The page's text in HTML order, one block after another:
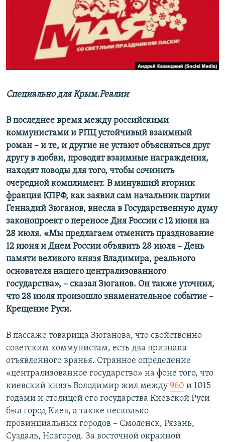
ПОБЕДИТЕЛЕЙ НЕ СУДЯТ?
КРЫМ.НЕПОКОРЕННЫЙ
ELIFBE
ПРИСОЕДИНЯЙТЕСЬ!
Специально для Крым.Реалии
В последнее время между российскими
коммунистами и РПЦ устойчивый взаимный
роман – и те, и другие не устают объясняться друг
другу в любви, проводят взаимные награждения,
находят поводы для того, чтобы сочинить
очередной комплимент. В минувший вторник
фракция КПРФ, как заявил сам начальник партии
Геннадий Зюганов, внесла в Государственную думу
законопроект о переносе Дня России с 12 июня на
28 июля. «Мы предлагаем отменить празднование
12 июня и Днем России объявить 28 июля – День
памяти великого князя Владимира, реального
основателя нашего централизованного
государства», – сказал Зюганов. Он также уточнил,
что 28 июля произошло знаменательное событие –
Крещение Руси.
В пассаже товарища Зюганова, что свойственно
советским коммунистам, есть два признака
отъявленного вранья. Странное определение
«централизованное государство» на фоне того, что
киевский князь Володимир жил между 960 и 1015
годами и столицей его государства Киевской Руси
был город Киев, а также несколько
провинциальных городов – Смоленск, Рязань,
Суздаль, Новгород. За восточной окраиной